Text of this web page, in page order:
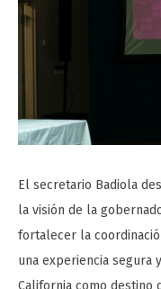
El secretario Badiola
la visión de la
fortalecer la
una experiencia segura